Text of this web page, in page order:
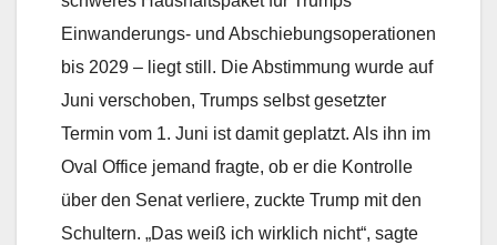
Einwanderungs- und Abschiebungsoperationen
bis 2029 – liegt still. Die Abstimmung wurde auf
Juni verschoben, Trumps selbst gesetzter
Termin vom 1. Juni ist damit geplatzt. Als ihn im
Oval Office jemand fragte, ob er die Kontrolle
über den Senat verliere, zuckte Trump mit den
Schultern. „Das weiß ich wirklich nicht“, sagte